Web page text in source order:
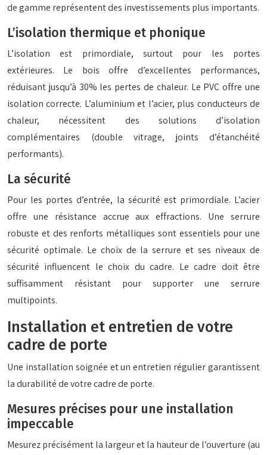
de gamme représentent des investissements plus importants.
L’isolation thermique et phonique
L’isolation est primordiale, surtout pour les portes
extérieures. Le bois offre d’excellentes performances,
réduisant jusqu’à 30% les pertes de chaleur. Le PVC offre une
isolation correcte. L’aluminium et l’acier, plus conducteurs de
chaleur, nécessitent des solutions d’isolation
complémentaires (double vitrage, joints d’étanchéité
performants).
La sécurité
Pour les portes d’entrée, la sécurité est primordiale. L’acier
offre une résistance accrue aux effractions. Une serrure
robuste et des renforts métalliques sont essentiels pour une
sécurité optimale. Le choix de la serrure et ses niveaux de
sécurité influencent le choix du cadre. Le cadre doit être
suffisamment résistant pour supporter une serrure
multipoints.
Installation et entretien de votre
cadre de porte
Une installation soignée et un entretien régulier garantissent
la durabilité de votre cadre de porte.
Mesures précises pour une installation
impeccable
Mesurez précisément la largeur et la hauteur de l’ouverture (au